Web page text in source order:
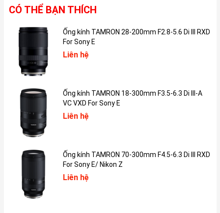
Engine , không chỉ đơn thuần là một nút bấm mà còn là một
công cụ điều khiển trực quan. Bên cạnh việc chụp ảnh nhanh
chóng bằng một lần nhấn, người dùng có thể dễ dàng điều chỉnh
mức zoom bằng cách trượt ngón tay trên nút. Nút điều khiển
Camera này cũng cung cấp quyền truy cập vào một số tính năng
trực quan của Apple Intelligence. Apple cũng cho biết thêm, cuối
năm nay sẽ nâng cấp thông qua phần mềm để có thể dùng nút
này khóa sáng và lấy nét.
CÓ THỂ BẠN THÍCH
Ống kính TAMRON 28-200mm F2.8-5.6 Di III RXD
For Sony E
Liên hệ
Ống kính TAMRON 18-300mm F3.5-6.3 Di III-A
VC VXD For Sony E
Liên hệ
Ống kính TAMRON 70-300mm F4.5-6.3 Di III RXD
For Sony E/ Nikon Z
Liên hệ